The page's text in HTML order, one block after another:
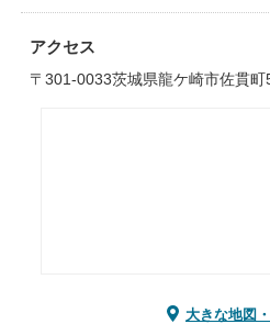
アクセス
〒301-0033茨城県龍ケ崎市佐貫町
大きな地図